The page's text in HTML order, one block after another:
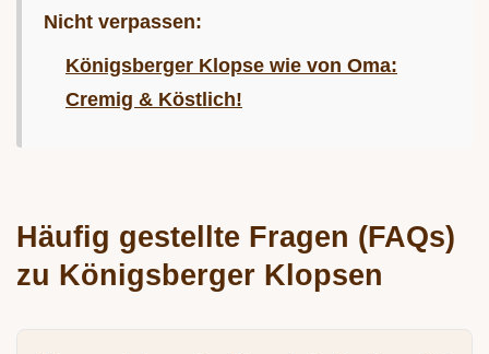
Nicht verpassen:
Königsberger Klopse wie von Oma:
Cremig & Köstlich!
Häufig gestellte Fragen (FAQs)
zu Königsberger Klopsen